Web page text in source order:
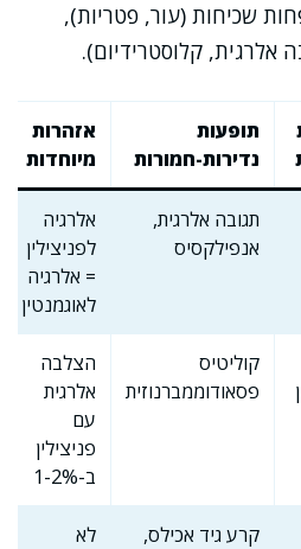
שכיחות (עור, פטריות),
אלרגית, קלוסטרידיום).
תופעות
נדירות-חמורות
אזהרות
מיוחדות
תגובה אלרגית,
אנפילקסיס
אלרגיה
לפניצילין
= אלרגיה
לאוגמנטין
קוליטיס
פסאודוממברנוזית
הצלבה
אלרגית
עם
פניצילין
ב-1-2%
קרע גיד אכילס,
לא